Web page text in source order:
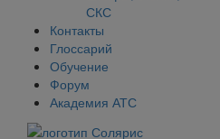
СКС
Контакты
Глоссарий
Обучение
Форум
Академия АТС